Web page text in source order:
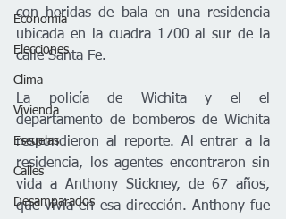
Economía
Elecciones
Clima
Vivienda
Escuelas
Calles
Desamparados
con heridas de bala en una residencia
ubicada en la cuadra 1700 al sur de la
calle Santa Fe.
La policía de Wichita y el el
departamento de bomberos de Wichita
respondieron al reporte. Al entrar a la
residencia, los agentes encontraron sin
vida a Anthony Stickney, de 67 años,
que vivía en esa dirección. Anthony fue